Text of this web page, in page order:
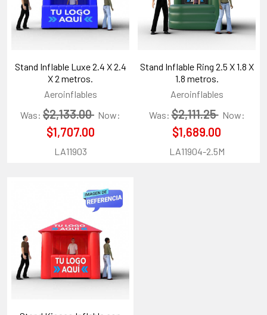
Stand Inflable Luxe 2.4 X 2.4
X 2 metros.
Aeroinflables
Was: $2,133.00 Now:
$1,707.00
LA11903
Stand Inflable Ring 2.5 X 1.8 X
1.8 metros.
Aeroinflables
Was: $2,111.25 Now:
$1,689.00
LA11904-2.5M